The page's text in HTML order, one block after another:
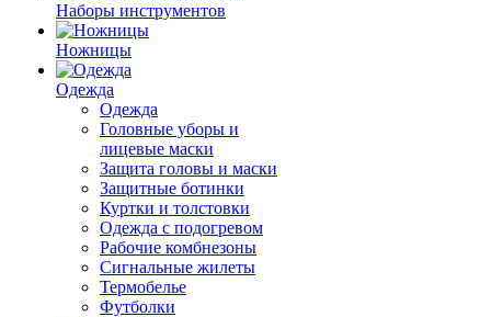
Наборы инструментов
Ножницы
Одежда
Одежда
Головные уборы и
лицевые маски
Защита головы и маски
Защитные ботинки
Куртки и толстовки
Одежда с подогревом
Рабочие комбнезоны
Сигнальные жилеты
Термобелье
Футболки